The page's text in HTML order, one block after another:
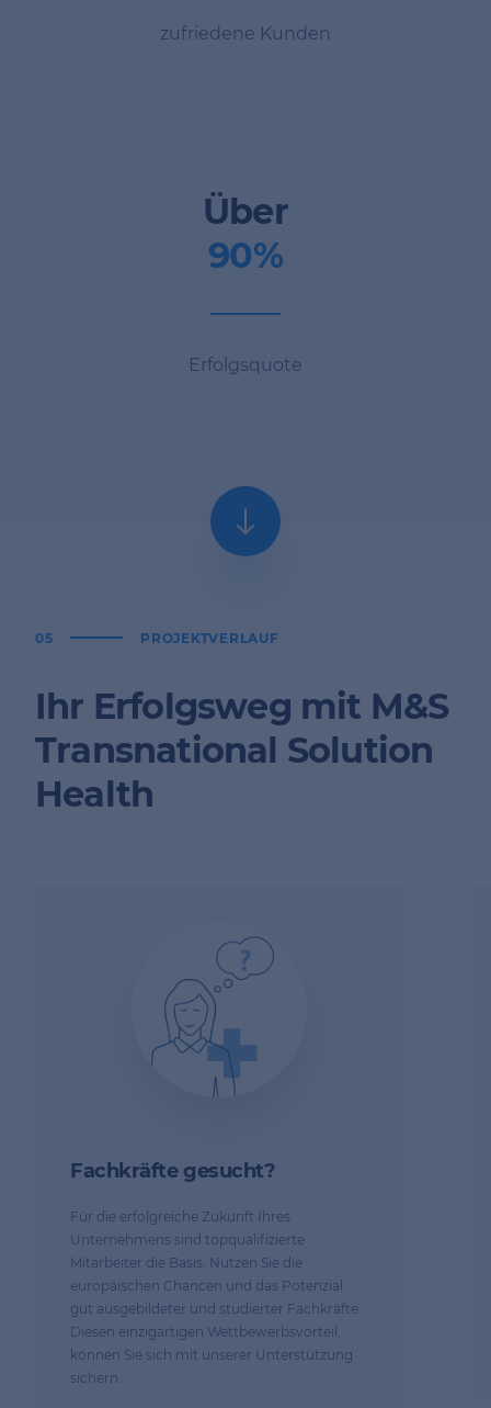
zufriedene Kunden
Über
90%
Erfolgsquote
05 PROJEKTVERLAUF
Ihr Erfolgsweg mit M&S
Transnational Solution
Health
Fachkräfte gesucht?
Für die erfolgreiche Zukunft Ihres
Unternehmens sind topqualifizierte
Mitarbeiter die Basis. Nutzen Sie die
europäischen Chancen und das Potenzial
gut ausgebildeter und studierter Fachkräfte.
Diesen einzigartigen Wettbewerbsvorteil,
können Sie sich mit unserer Unterstützung
sichern.
Deutsch
PL Polski
Português